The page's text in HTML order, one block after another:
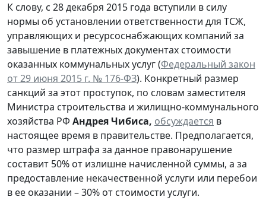
К слову, с 28 декабря 2015 года вступили в силу
нормы об установлении ответственности для ТСЖ,
управляющих и ресурсоснабжающих компаний за
завышение в платежных документах стоимости
оказанных коммунальных услуг (Федеральный закон
от 29 июня 2015 г. № 176-ФЗ). Конкретный размер
санкций за этот проступок, по словам заместителя
Министра строительства и жилищно-коммунального
хозяйства РФ Андрея Чибиса, обсуждается в
настоящее время в правительстве. Предполагается,
что размер штрафа за данное правонарушение
составит 50% от излишне начисленной суммы, а за
предоставление некачественной услуги или перебои
в ее оказании – 30% от стоимости услуги.